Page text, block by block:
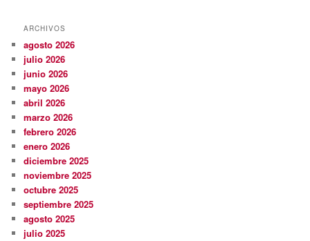
ARCHIVOS
agosto 2026
julio 2026
junio 2026
mayo 2026
abril 2026
marzo 2026
febrero 2026
enero 2026
diciembre 2025
noviembre 2025
octubre 2025
septiembre 2025
agosto 2025
julio 2025